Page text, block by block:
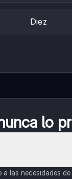
Diez
lo
las necesidades